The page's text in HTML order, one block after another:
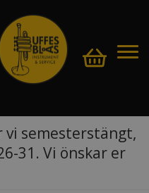
vi semesterstängt,
31. Vi önskar er